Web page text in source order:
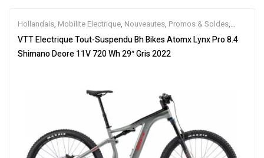
Hollandais, Mobilite Electrique, Nouveautes, Promos & Soldes,
Tout-Suspendus ,Vélo électrique ville,Velos Electriques,VTT
Électriques
VTT Electrique Tout-Suspendu Bh Bikes Atomx Lynx Pro 8.4
Shimano Deore 11V 720 Wh 29″ Gris 2022